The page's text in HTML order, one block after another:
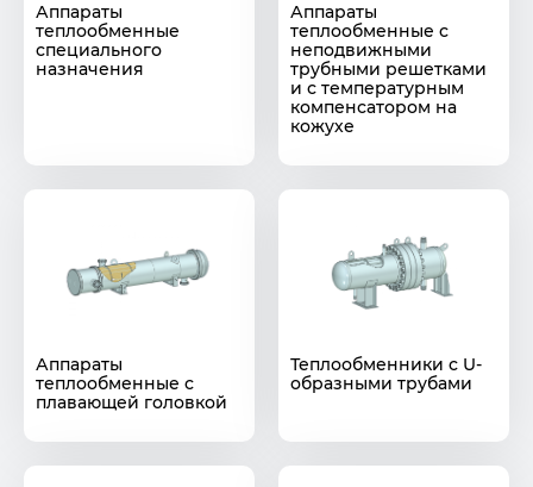
Аппараты
теплообменные
специального
назначения
Аппараты
теплообменные с
неподвижными
трубными решетками
и с температурным
компенсатором на
кожухе
Аппараты
теплообменные с
плавающей головкой
Теплообменники с U-
образными трубами